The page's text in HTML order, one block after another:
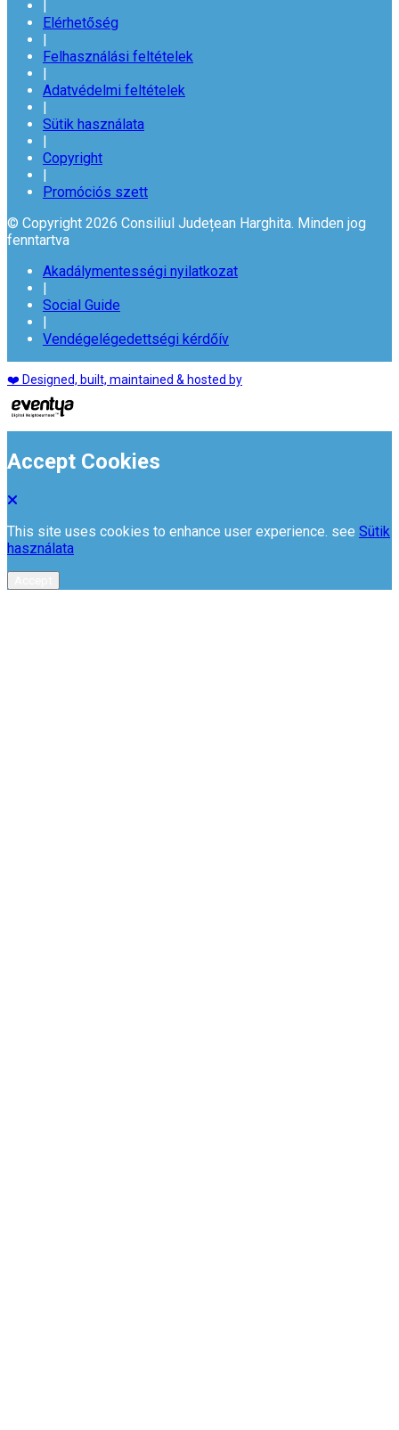
|
Elérhetőség
|
Felhasználási feltételek
|
Adatvédelmi feltételek
|
Sütik használata
|
Copyright
|
Promóciós szett
© Copyright 2026 Consiliul Județean Harghita. Minden jog
fenntartva
Akadálymentességi nyilatkozat
|
Social Guide
|
Vendégelégedettségi kérdőív
❤️ Designed, built, maintained & hosted by
Accept Cookies
This site uses cookies to enhance user experience. see Sütik
használata